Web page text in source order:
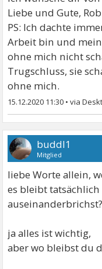
Liebe und Gute,
PS: Ich dachte
Arbeit bin und
ohne mich nicht
Trugschluss, sie
ohne mich.
15.12.2020 11:30 •
buddl1
Mitglied
liebe Worte allein,
es bleibt
auseinanderbrichst?
ja alles ist wichtig,
aber wo bleibst du